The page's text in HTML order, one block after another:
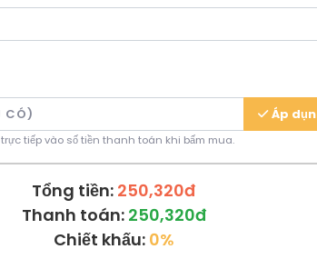
Áp
tiếp vào số tiền thanh toán khi bấm mua.
Tổng tiền: 250,320đ
Thanh toán: 250,320đ
Chiết khấu: 0%